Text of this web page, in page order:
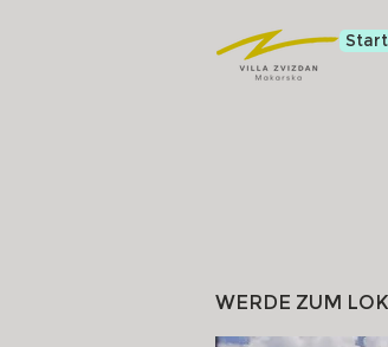
WERDE ZUM